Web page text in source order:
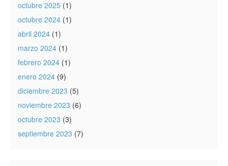
octubre 2025 (1)
octubre 2024 (1)
abril 2024 (1)
marzo 2024 (1)
febrero 2024 (1)
enero 2024 (9)
diciembre 2023 (5)
noviembre 2023 (6)
octubre 2023 (3)
septiembre 2023 (7)